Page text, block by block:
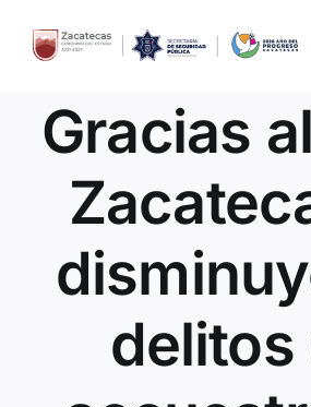
content
Inicio
Directorio
Quiénes Somos
Trámites y Servicios
Gracias
delitos